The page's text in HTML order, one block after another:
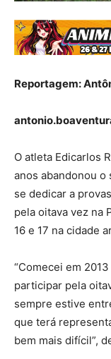
Reportagem:
O atleta Edicarlos
anos abandonou o
se dedicar a
pela oitava vez na
16 e 17 na cidade
“Comecei em
participar pela
sempre estive
que terá
bem mais difícil”,